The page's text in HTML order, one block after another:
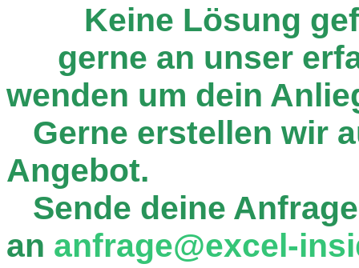
Keine Lösung
gerne an unser
wenden um dein
Gerne erstellen wir
Angebot.
Sende deine
an anfrage@excel-